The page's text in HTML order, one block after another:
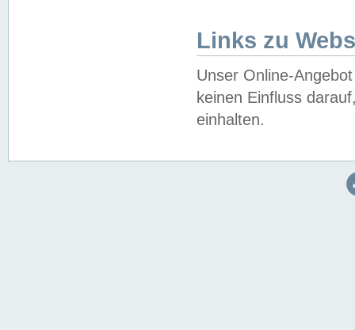
Links zu
Unser Online-
keinen Einfluss
einhalten.